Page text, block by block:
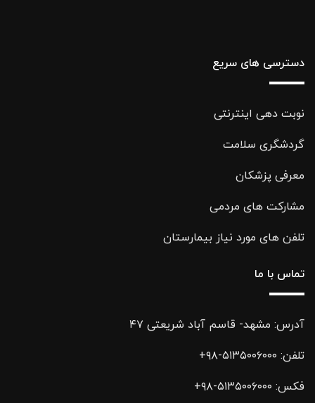
دسترسی های سریع
نوبت دهی اینترنتی
گردشگری سلامت
معرفی پزشکان
مشارکت های مردمی
تلفن های مورد نیاز بیمارستان
تماس با ما
آدرس: مشهد- قاسم آباد شریعتی ۴۷
تلفن: ۵۱۳۵۰۰۶۰۰۰-۹۸+
فکس: ۵۱۳۵۰۰۶۰۰۰-۹۸+